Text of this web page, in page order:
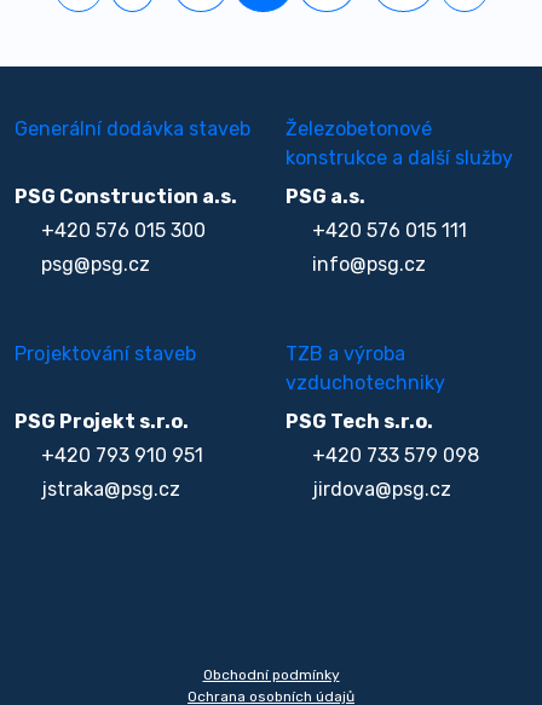
Generální dodávka staveb
PSG Construction a.s.
+420 576 015 300
psg@psg.cz
Železobetonové
konstrukce a další služby
PSG a.s.
+420 576 015 111
info@psg.cz
Projektování staveb
PSG Projekt s.r.o.
+420 793 910 951
jstraka@psg.cz
TZB a výroba
vzduchotechniky
PSG Tech s.r.o.
+420 733 579 098
jirdova@psg.cz
Obchodní podmínky
Ochrana osobních údajů